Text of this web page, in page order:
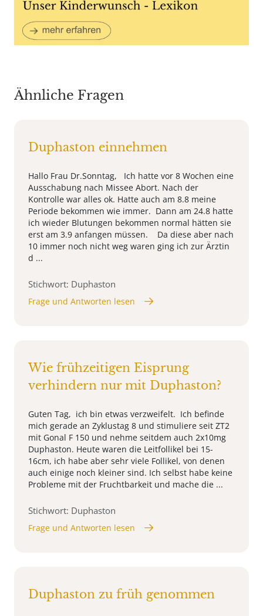
Ähnliche Fragen
Duphaston einnehmen
Hallo Frau Dr.Sonntag, Ich hatte vor 8 Wochen eine
Ausschabung nach Missee Abort. Nach der
Kontrolle war alles ok. Hatte auch am 8.8 meine
Periode bekommen wie immer. Dann am 24.8 hatte
ich wieder Blutungen bekommen normal hätten sie
erst am 3.9 anfangen müssen. Da diese aber nach
10 immer noch nicht weg waren ging ich zur Ärztin
d ...
Stichwort: Duphaston
Frage und Antworten lesen
Wie frühzeitigen Eisprung
verhindern nur mit Duphaston?
Guten Tag, ich bin etwas verzweifelt. Ich befinde
mich gerade an Zyklustag 8 und stimuliere seit ZT2
mit Gonal F 150 und nehme seitdem auch 2x10mg
Duphaston. Heute waren die Leitfollikel bei 15-
16cm, ich habe aber sehr viele Follikel, von denen
auch einige noch kleiner sind. Ich selbst habe keine
Probleme mit der Fruchtbarkeit und mache die ...
Stichwort: Duphaston
Frage und Antworten lesen
Duphaston zu früh genommen